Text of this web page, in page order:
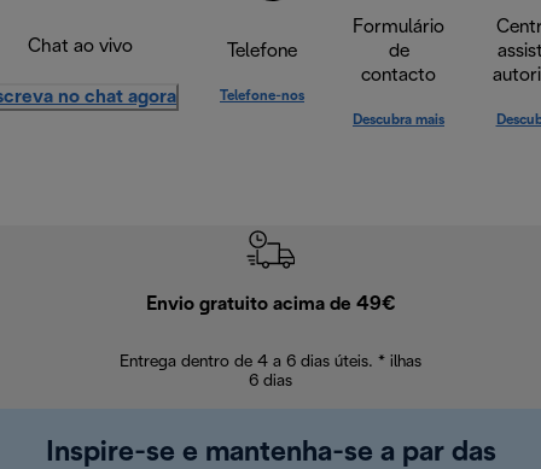
Chat ao vivo
no chat agora
Telefone
Telefone-nos
Formulário
de
contacto
Descubra mais
Envio gratuito acima de 49€
Entrega dentro de 4 a 6 dias úteis. * ilhas
6 dias
Inspire-se e mantenha-se a par das